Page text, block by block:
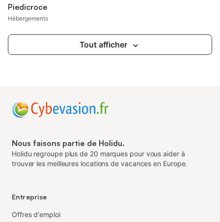
Piedicroce
Hébergements
Tout afficher
Nous faisons partie de Holidu.
Holidu regroupe plus de 20 marques pour vous aider à
trouver les meilleures locations de vacances en Europe.
Entreprise
Offres d'emploi